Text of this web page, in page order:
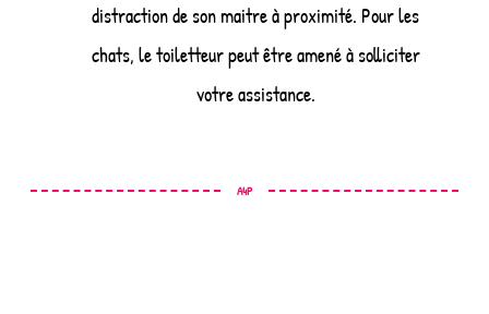
distraction de son maitre à proximité. Pour les
chats, le toiletteur peut être amené à solliciter
votre assistance.
A4P